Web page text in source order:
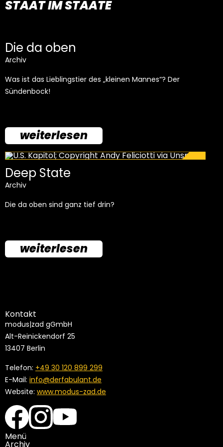
STAAT IM STAATE
Die da oben
Archiv
Was ist das Lieblingstier des „kleinen Mannes“? Der
Sündenbock!
weiterlesen
Deep State
Archiv
Die da oben sind ganz tief drin?
weiterlesen
Kontakt
modus|zad gGmbH
Alt-Reinickendorf 25
13407 Berlin
Telefon: +49 30 120 899 299
E-Mail: info@derfabulant.de
Website: www.modus-zad.de
Menü
Archiv